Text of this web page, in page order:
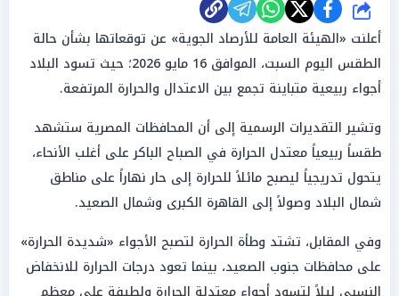
شارك
أعلنت «الهيئة العامة للأرصاد الجوية» عن توقعاتها بشأن حالة
الطقس اليوم السبت، الموافق 16 مايو 2026؛ حيث تسود البلاد
أجواء ربيعية متباينة تجمع بين الاعتدال والحرارة المرتفعة.
وتشير التقديرات الرسمية إلى أن المحافظات المصرية ستشهد
طقساً ربيعياً معتدل الحرارة في الصباح الباكر على أغلب الأنحاء،
يتحول تدريجياً ليصبح مائلاً للحرارة إلى حار نهاراً على مناطق
شمال البلاد وصولاً إلى القاهرة الكبرى وشمال الصعيد.
وفي المقابل، تشتد وطأة الحرارة لتصبح الأجواء «شديدة الحرارة»
على محافظات جنوب الصعيد، بينما تعود درجات الحرارة للانخفاض